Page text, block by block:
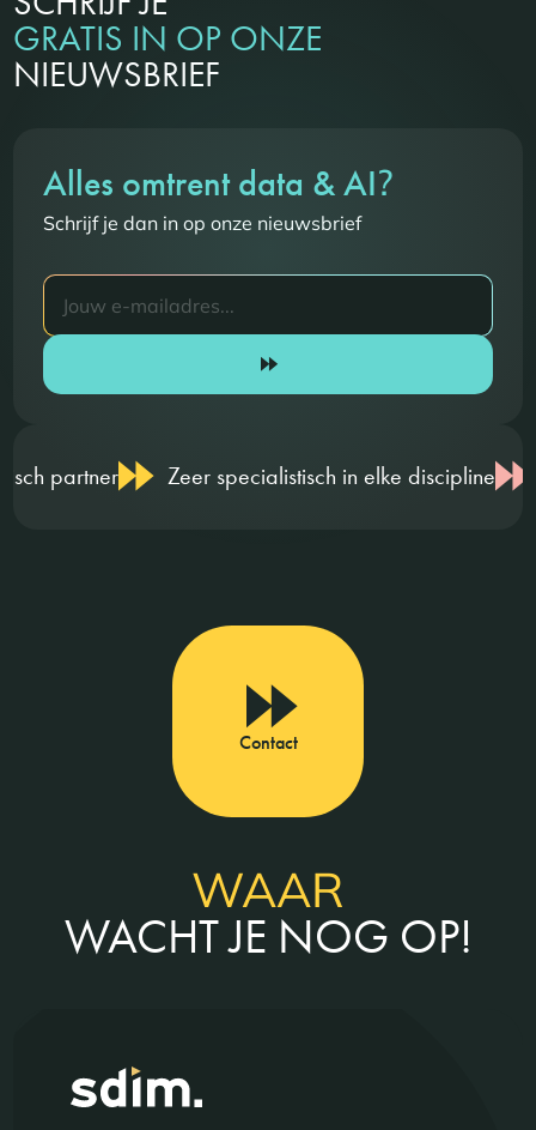
GRATIS IN OP ONZE
NIEUWSBRIEF
Alles omtrent data & AI?
Schrijf je dan in op onze nieuwsbrief
specialistisch in elke discipline Meetbaar
Contact
WAAR
WACHT JE NOG OP!